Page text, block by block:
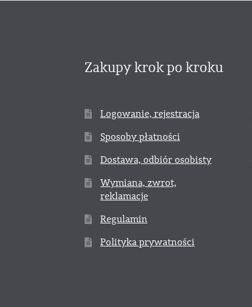
Zakupy krok po kroku
Logowanie, rejestracja
Sposoby płatności
Dostawa, odbiór osobisty
Wymiana, zwrot,
reklamacje
Regulamin
Polityka prywatności